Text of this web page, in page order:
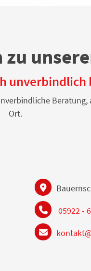
zu
unverbindlich
Ort.
05922 -